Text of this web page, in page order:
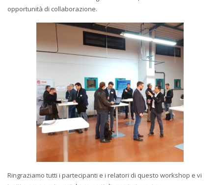
opportunità di collaborazione.
Ringraziamo tutti i partecipanti e i relatori di questo workshop e vi